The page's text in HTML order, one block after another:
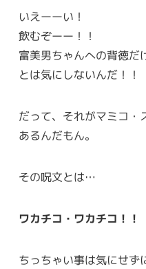
いえーーい！
飲むぞーー！！
富美男ちゃんへの背徳だ
とは気にしないんだ！！
だって、それがマミコ・
あるんだもん。
その呪文とは…
ワカチコ・ワカチコ！！
ちっちゃい事は気にせず